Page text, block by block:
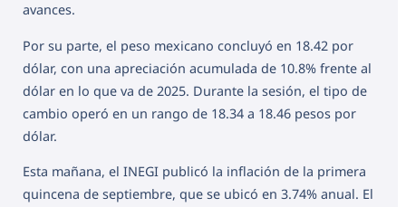
avances.
Por su parte, el peso mexicano concluyó en 18.42 por
dólar, con una apreciación acumulada de 10.8% frente al
dólar en lo que va de 2025. Durante la sesión, el tipo de
cambio operó en un rango de 18.34 a 18.46 pesos por
dólar.
Esta mañana, el INEGI publicó la inflación de la primera
quincena de septiembre, que se ubicó en 3.74% anual. El